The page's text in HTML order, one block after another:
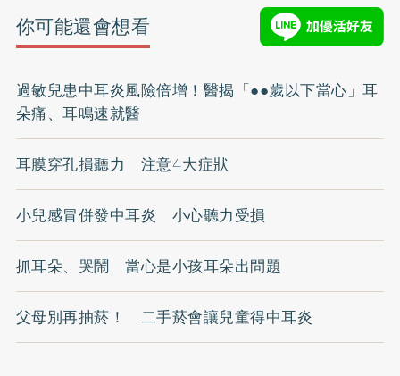
你可能還會想看
過敏兒患中耳炎風險倍增！醫揭「●●歲以下當心」耳
朵痛、耳鳴速就醫
耳膜穿孔損聽力 注意4大症狀
小兒感冒併發中耳炎 小心聽力受損
抓耳朵、哭鬧 當心是小孩耳朵出問題
父母別再抽菸！ 二手菸會讓兒童得中耳炎